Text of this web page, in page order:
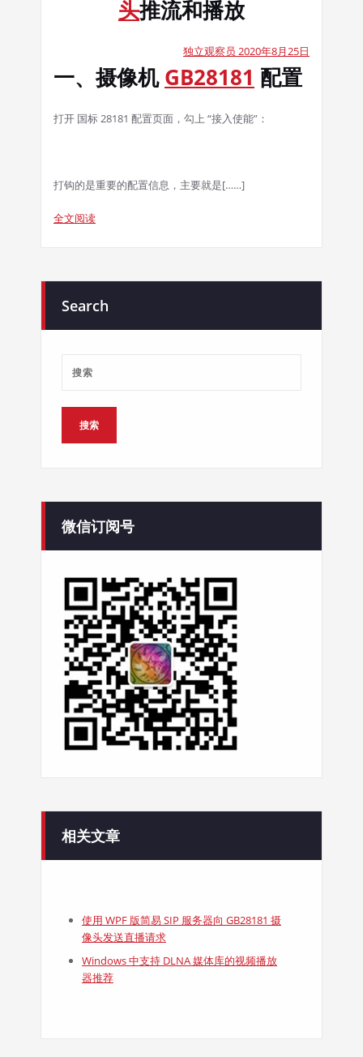
头推流和播放
独立观察员 2020年8月25日
一、摄像机GB28181 配置
打开 国标 28181 配置页面，勾上 “接入使能”：
打钩的是重要的配置信息，主要就是[……]
全文阅读
Search
微信订阅号
相关文章
使用 WPF 版简易 SIP 服务器向 GB28181 摄
像头发送直播请求
Windows 中支持 DLNA 媒体库的视频播放
器推荐